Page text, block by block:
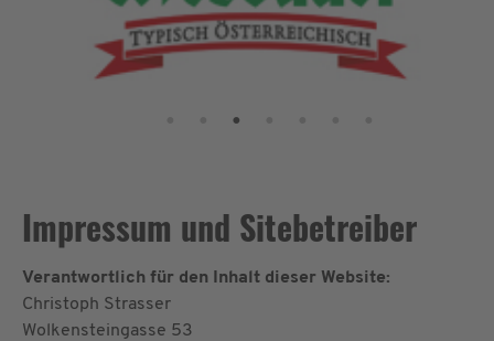
Impressum und Sitebetreiber
Verantwortlich für den Inhalt dieser Website:
Christoph Strasser
Wolkensteingasse 53